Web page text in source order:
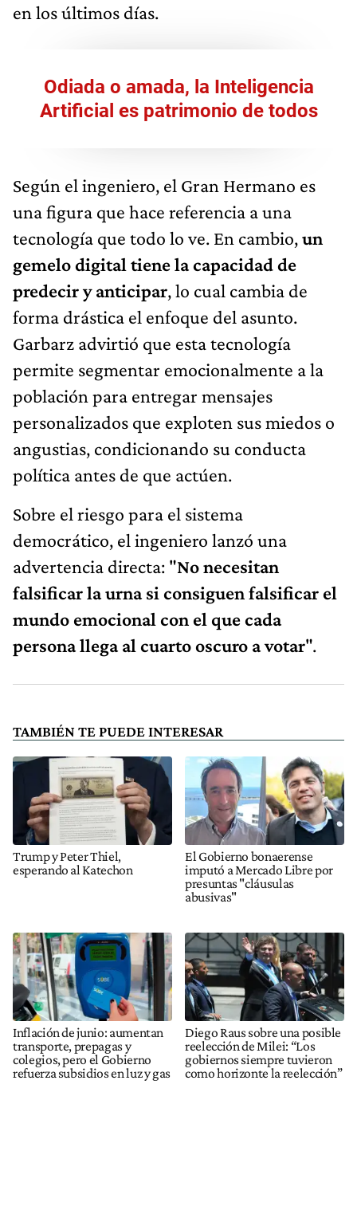
en los últimos días.
Odiada o amada, la Inteligencia
Artificial es patrimonio de todos
Según el ingeniero, el Gran Hermano es
una figura que hace referencia a una
tecnología que todo lo ve. En cambio,un
gemelo digital tiene la capacidad de
predecir y anticipar, lo cual cambia de
forma drástica el enfoque del asunto.
Garbarz advirtió que esta tecnología
permite segmentar emocionalmente a la
población para entregar mensajes
personalizados que exploten sus miedos o
angustias, condicionando su conducta
política antes de que actúen.
Sobre el riesgo para el sistema
democrático, el ingeniero lanzó una
advertencia directa: "No necesitan
falsificar la urna si consiguen falsificar el
mundo emocional con el que cada
persona llega al cuarto oscuro a votar".
TAMBIÉN TE PUEDE INTERESAR
Trump y Peter Thiel,
esperando al Katechon
El Gobierno bonaerense
imputó a Mercado Libre por
presuntas "cláusulas
abusivas"
Inflación de junio: aumentan
transporte, prepagas y
colegios, pero el Gobierno
refuerza subsidios en luz y gas
Diego Raus sobre una posible
reelección de Milei: “Los
gobiernos siempre tuvieron
como horizonte la reelección”